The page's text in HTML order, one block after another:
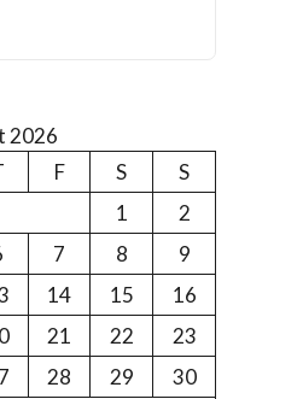
2026
F S
S
1
2
7 8
9
14 15
16
21 22
23
28 29
30